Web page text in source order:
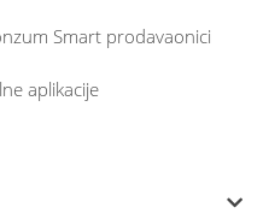
Smart prodavaonici
aplikacije